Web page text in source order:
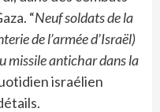
“Neuf soldats de la
de l’armée d’Israël)
missile antichar dans la
israélien